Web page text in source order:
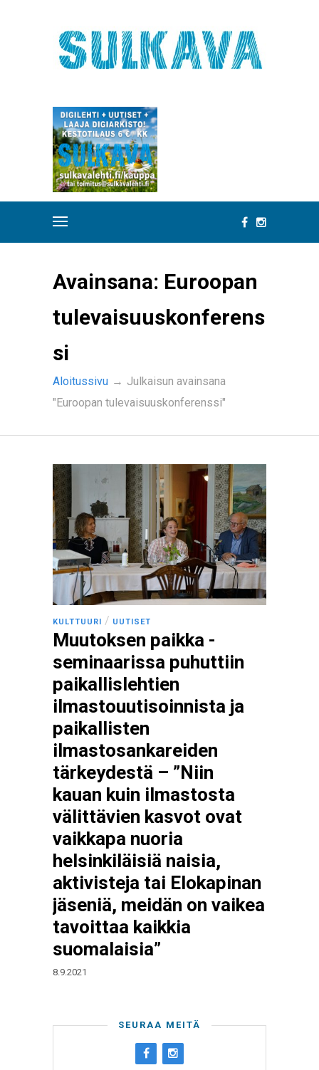
Avainsana: Euroopan
tulevaisuuskonferens
si
Aloitussivu → Julkaisun avainsana
"Euroopan tulevaisuuskonferenssi"
KULTTUURI / UUTISET
Muutoksen paikka -
seminaarissa puhuttiin
paikallislehtien
ilmastouutisoinnista ja
paikallisten
ilmastosankareiden
tärkeydestä – ”Niin
kauan kuin ilmastosta
välittävien kasvot ovat
vaikkapa nuoria
helsinkiläisiä naisia,
aktivisteja tai Elokapinan
jäseniä, meidän on vaikea
tavoittaa kaikkia
suomalaisia”
8.9.2021
SEURAA MEITÄ